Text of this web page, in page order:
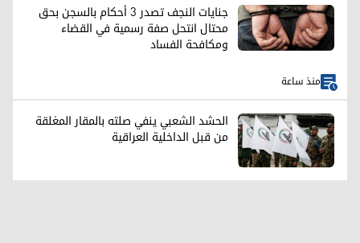
جنايات النجف تصدر 3 أحكام بالسجن بحق
محتال انتحل صفة رسمية في القضاء
ومكافحة الفساد
منذ ساعة
الحشد الشعبي ينفي صلته بالمقار المغلقة
من قبل الداخلية العراقية